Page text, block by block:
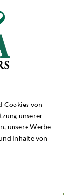
Cookies von
unserer
unsere Werbe-
Inhalte von